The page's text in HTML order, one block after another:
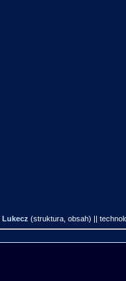
Lukecz (struktura, obsah) ||